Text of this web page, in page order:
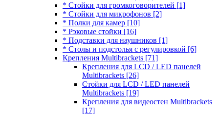
* Стойки для громкоговорителей [1]
* Стойки для микрофонов [2]
* Полки для камер [10]
* Рэковые стойки [16]
* Подставки для наушников [1]
* Столы и подстолья с регулировкой [6]
Крепления Multibrackets [71]
Крепления для LCD / LED панелей
Multibrackets [26]
Стойки для LCD / LED панелей
Multibrackets [19]
Крепления для видеостен Multibrackets
[17]